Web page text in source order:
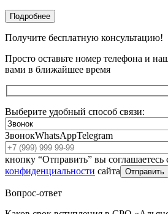
Подробнее
Получите бесплатную консультацию!
Просто оставьте номер телефона и
вами в ближайшее время
Выберите удобный способ связи:
ЗвонокWhatsAppTelegram
кнопку “Отправить” вы соглашаетесь
конфиденциальности сайта Отправить
Вопрос-ответ